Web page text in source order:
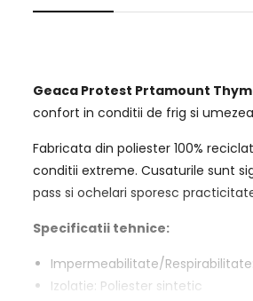
Geaca Protest Prtamount
confort in conditii de frig si
Fabricata din poliester 100%
conditii extreme. Cusaturile sunt
pass si ochelari sporesc
Specificatii tehnice:
Impermeabilitate/
Izolatie: Poliester sintetic